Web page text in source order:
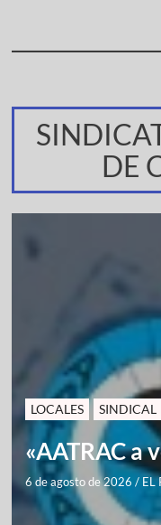
DE
LOCALES SINDICAL
«AATRAC a
6 de agosto de 2026 / EL